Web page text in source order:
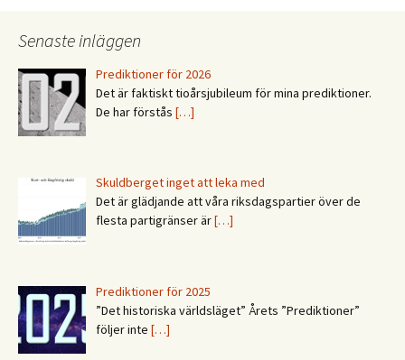
Senaste inläggen
Prediktioner för 2026
Det är faktiskt tioårsjubileum för mina prediktioner.
De har förstås […]
Skuldberget inget att leka med
Det är glädjande att våra riksdagspartier över de
flesta partigränser är[…]
Prediktioner för 2025
”Det historiska världsläget” Årets ”Prediktioner”
följer inte […]